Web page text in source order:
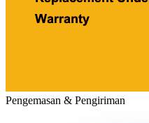
Pengemasan & Pengiriman